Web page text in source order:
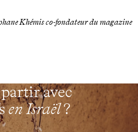
Khémis co-fondateur du magazine
avec
en Israël?